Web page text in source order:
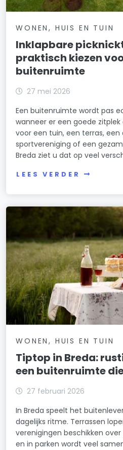
WONEN, HUIS EN TUIN
Inklapbare
praktisch kiezen
buitenruimte
27 mei 2026
Een buitenruimte wordt pas
wanneer er een goede zitplek
voor een tuin, een terras,
sportvereniging of een
Breda ziet u dat op veel
LEES VERDER
WONEN, HUIS EN TUIN
Tiptop in Breda:
een buitenruimte
27 februari 2026
In Breda speelt het
dagelijks ritme. Terrassen
verenigingen beschikken
en in parken wordt veel